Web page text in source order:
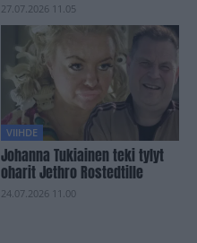
27.07.2026 11.05
VIIHDE
Johanna Tukiainen teki tylyt
oharit Jethro Rostedtille
24.07.2026 11.00